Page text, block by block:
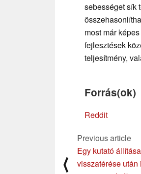
sebességet sík
most már
fejlesztések
teljesítmény,
Forrás(ok)
Reddit
⟨
Previous article
Egy kutató
visszatérése